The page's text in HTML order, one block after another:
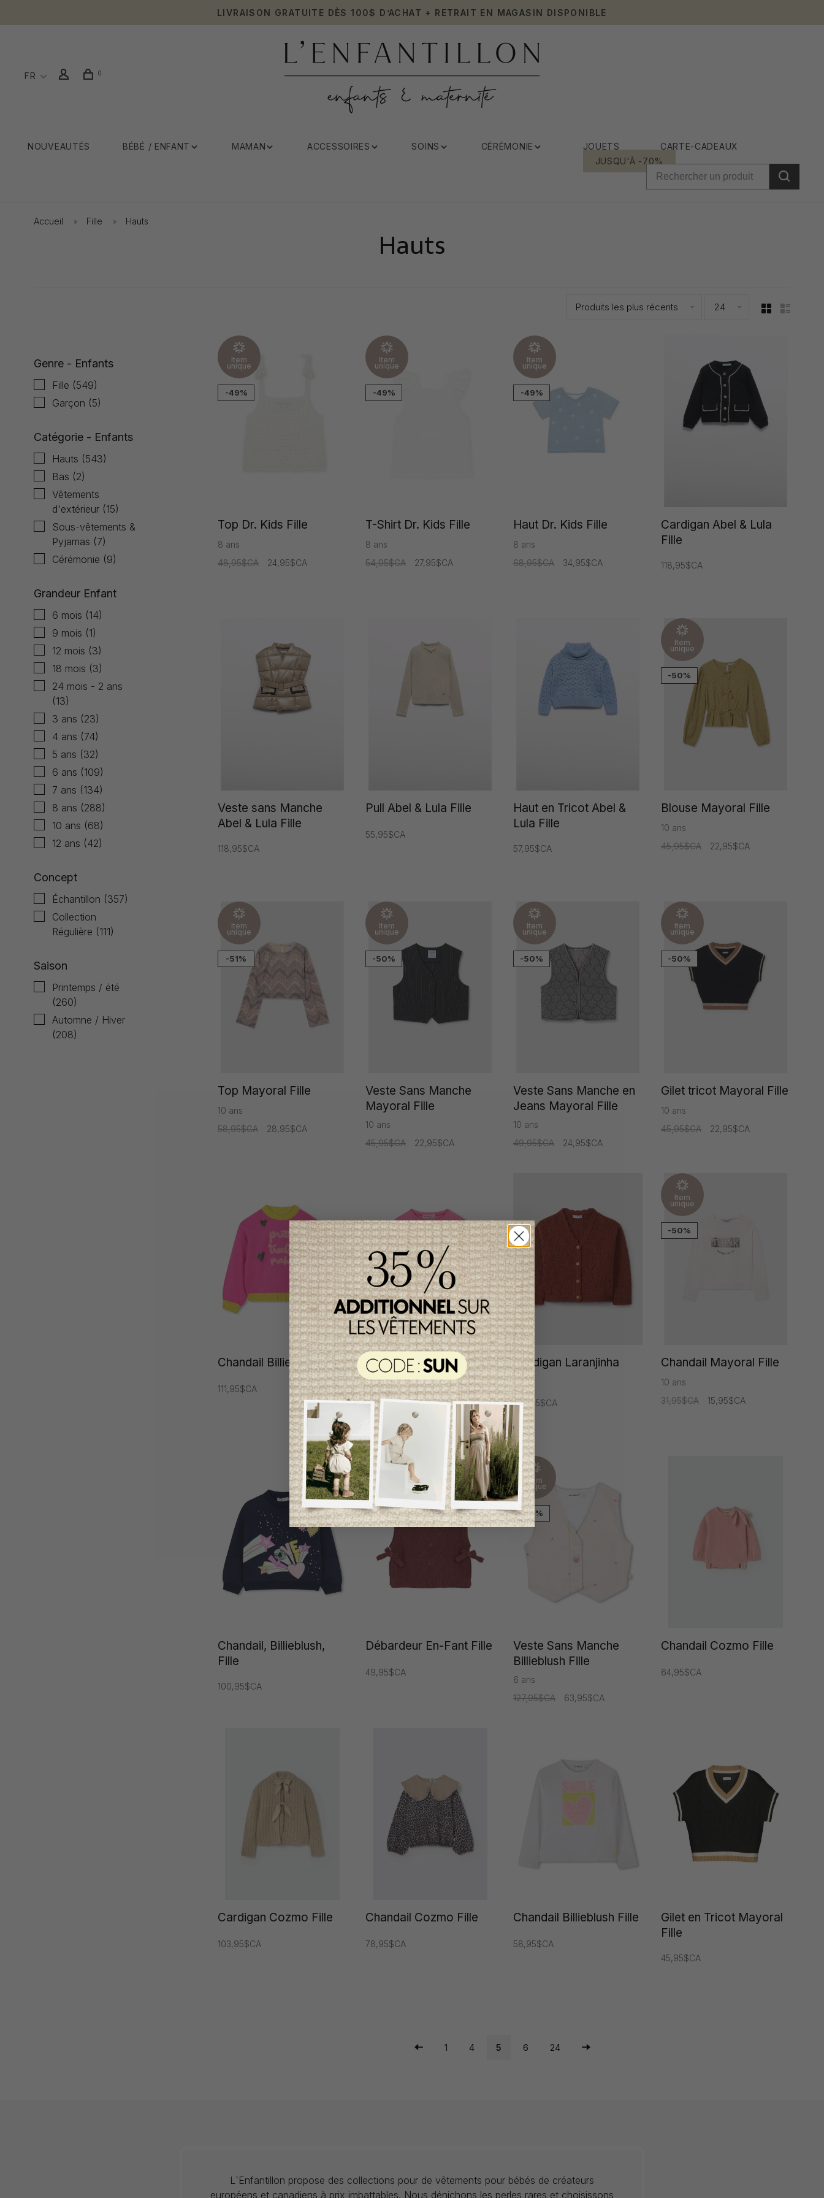
LIVRAISON GRATUITE DÈS 100$ D’ACHAT + RETRAIT EN MAGASIN DISPONIBLE
FR 0
NOUVEAUTÉS BÉBÉ / ENFANT MAMAN ACCESSOIRES SOINS CÉRÉMONIE JOUETS
CARTE-CADEAUX
JUSQU'À -70%
Accueil Fille Hauts
Hauts
Produits les plus récents 24
Genre - Enfants
Fille (549)
Garçon (5)
Catégorie - Enfants
Hauts (543)
Bas (2)
Vêtements
d'extérieur (15)
Sous-vêtements &
Pyjamas (7)
Cérémonie (9)
Grandeur Enfant
6 mois (14)
9 mois (1)
12 mois (3)
18 mois (3)
24 mois - 2 ans
(13)
3 ans (23)
4 ans (74)
5 ans (32)
6 ans (109)
7 ans (134)
8 ans (288)
10 ans (68)
12 ans (42)
Concept
Échantillon (357)
Collection
Régulière (111)
Saison
Printemps / été
(260)
Automne / Hiver
(208)
Item
unique
-49%
Top Dr. Kids Fille
8 ans
48,95$CA
24,95$CA
Item
unique
-49%
T-Shirt Dr. Kids Fille
8 ans
54,95$CA
27,95$CA
Item
unique
-49%
Haut Dr. Kids Fille
8 ans
68,95$CA
34,95$CA
Cardigan Abel & Lula
Fille
118,95$CA
Veste sans Manche
Abel & Lula Fille
118,95$CA
Pull Abel & Lula Fille
55,95$CA
Haut en Tricot Abel &
Lula Fille
57,95$CA
Item
unique
-50%
Blouse Mayoral Fille
10 ans
45,95$CA
22,95$CA
Item
unique
-51%
Top Mayoral Fille
10 ans
58,95$CA
28,95$CA
Item
unique
-50%
Veste Sans Manche
Mayoral Fille
10 ans
45,95$CA
22,95$CA
Item
unique
-50%
Veste Sans Manche en
Jeans Mayoral Fille
10 ans
49,95$CA
24,95$CA
Item
unique
-50%
Gilet tricot Mayoral Fille
10 ans
45,95$CA
22,95$CA
Chandail Billieblush Fille
111,95$CA
Chandail Billieblush Fille
67,95$CA
Cardigan Laranjinha
Fille
100,95$CA
Item
unique
-50%
Chandail Mayoral Fille
10 ans
31,95$CA
15,95$CA
Chandail, Billieblush,
Fille
100,95$CA
Débardeur En-Fant Fille
49,95$CA
Item
unique
-50%
Veste Sans Manche
Billieblush Fille
6 ans
127,95$CA
63,95$CA
Chandail Cozmo Fille
64,95$CA
Cardigan Cozmo Fille
103,95$CA
Chandail Cozmo Fille
78,95$CA
Chandail Billieblush Fille
58,95$CA
Gilet en Tricot Mayoral
Fille
45,95$CA
1 4 5 6 24
L`Enfantillon propose des collections pour de vêtements pour bébés de créateurs
européens et canadiens à prix imbattables. Nous dénichons les perles rares et choisissons